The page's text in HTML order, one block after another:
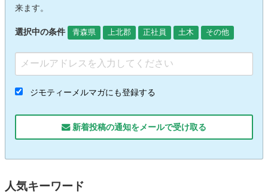
来ます。
選択中の条件 青森県 上北郡 正社員 土木 その他
ジモティーメルマガにも登録する
新着投稿の通知をメールで受け取る
人気キーワード